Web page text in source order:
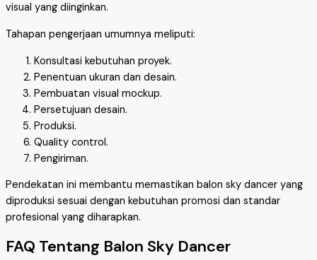
visual yang diinginkan.
Tahapan pengerjaan umumnya meliputi:
Konsultasi kebutuhan proyek.
Penentuan ukuran dan desain.
Pembuatan visual mockup.
Persetujuan desain.
Produksi.
Quality control.
Pengiriman.
Pendekatan ini membantu memastikan balon sky dancer yang
diproduksi sesuai dengan kebutuhan promosi dan standar
profesional yang diharapkan.
FAQ Tentang Balon Sky Dancer